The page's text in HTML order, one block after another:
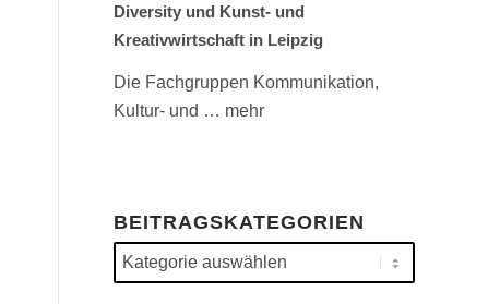
Diversity und Kunst- und
Kreativwirtschaft in Leipzig
Die Fachgruppen Kommunikation,
Kultur- und … mehr
BEITRAGSKATEGORIEN
Beitragskategorien